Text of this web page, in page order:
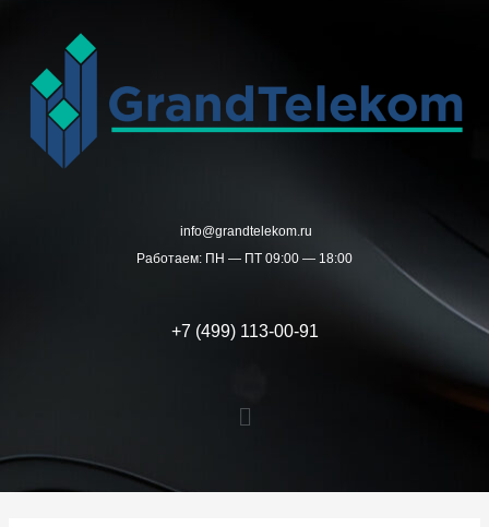
содержимому
info@grandtelekom.ru
Работаем: ПН — ПТ 09:00 — 18:00
+7 (499) 113-00-91
Меню